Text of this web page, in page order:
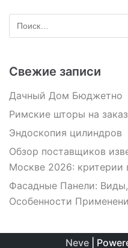
Свежие записи
Дачный Дом Бюджетно
Римские шторы на заказ
Эндоскопия цилиндров
Обзор поставщиков
Москве 2026: критерии
Фасадные Панели:
Особенности
Neve |